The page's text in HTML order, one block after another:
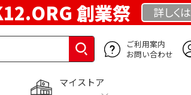
創業祭 詳しくは
ご利用案内
お問い合わせ
マイストア